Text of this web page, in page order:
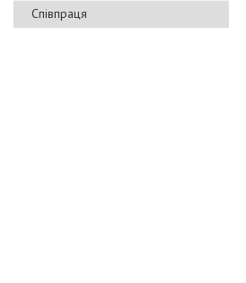
Співпраця